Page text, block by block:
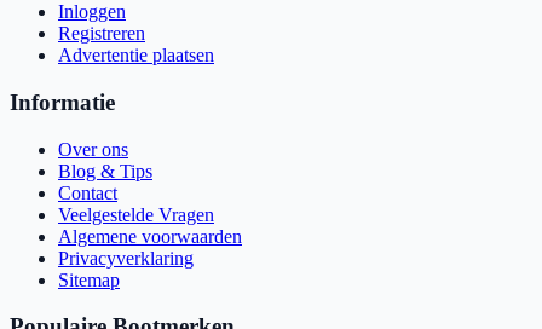
Inloggen
Registreren
Advertentie plaatsen
Informatie
Over ons
Blog & Tips
Contact
Veelgestelde Vragen
Algemene voorwaarden
Privacyverklaring
Sitemap